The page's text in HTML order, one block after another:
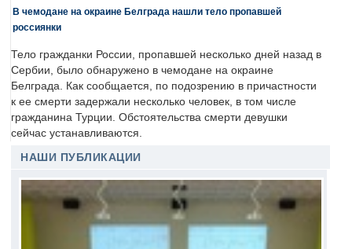
В чемодане на окраине Белграда нашли тело пропавшей
россиянки
Тело гражданки России, пропавшей несколько дней назад в
Сербии, было обнаружено в чемодане на окраине
Белграда. Как сообщается, по подозрению в причастности
к ее смерти задержали несколько человек, в том числе
гражданина Турции. Обстоятельства смерти девушки
сейчас устанавливаются.
НАШИ ПУБЛИКАЦИИ